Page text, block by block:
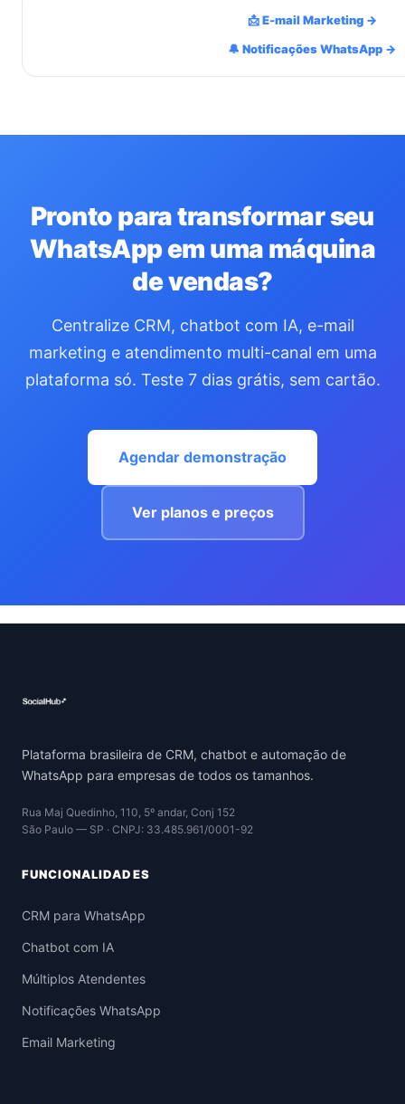
📩 E-mail Marketing →
🔔 Notificações WhatsApp →
Pronto para transformar seu
WhatsApp em uma máquina
de vendas?
Centralize CRM, chatbot com IA, e-mail
marketing e atendimento multi-canal em uma
plataforma só. Teste 7 dias grátis, sem cartão.
Agendar demonstração
Ver planos e preços
Plataforma brasileira de CRM, chatbot e automação de
WhatsApp para empresas de todos os tamanhos.
Rua Maj Quedinho, 110, 5º andar, Conj 152
São Paulo — SP · CNPJ: 33.485.961/0001-92
FUNCIONALIDADES
CRM para WhatsApp
Chatbot com IA
Múltiplos Atendentes
Notificações WhatsApp
Email Marketing